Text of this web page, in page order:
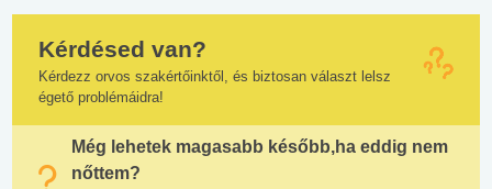
Kérdésed van?
Kérdezz orvos szakértőinktől, és biztosan választ lelsz
égető problémáidra!
Még lehetek magasabb később,ha eddig nem
nőttem?